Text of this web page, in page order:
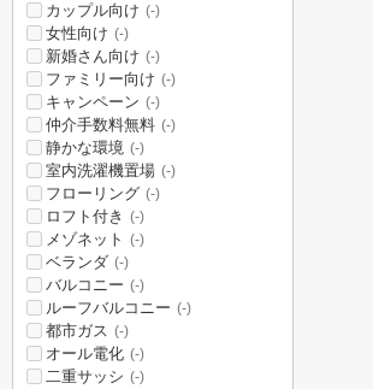
カップル向け (-)
女性向け (-)
新婚さん向け (-)
ファミリー向け (-)
キャンペーン (-)
仲介手数料無料 (-)
静かな環境 (-)
室内洗濯機置場 (-)
フローリング (-)
ロフト付き (-)
メゾネット (-)
ベランダ (-)
バルコニー (-)
ルーフバルコニー (-)
都市ガス (-)
オール電化 (-)
二重サッシ (-)